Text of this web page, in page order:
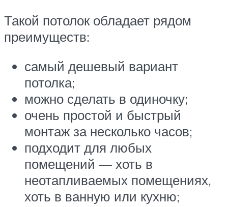
Такой потолок обладает рядом
преимуществ:
самый дешевый вариант
потолка;
можно сделать в одиночку;
очень простой и быстрый
монтаж за несколько часов;
подходит для любых
помещений — хоть в
неотапливаемых помещениях,
хоть в ванную или кухню;